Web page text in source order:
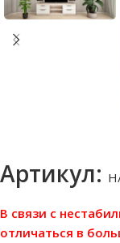
Артикул:
В связи с
отличаться в